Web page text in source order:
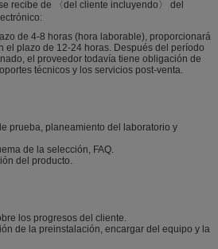
recibe de 〈del cliente incluyendo〉 del
de 4-8 horas (hora laborable), proporcionará
el plazo de 12-24 horas. Después del período
el proveedor todavía tiene obligación de
técnicos y los servicios post-venta.
prueba, planeamiento del laboratorio y
de la selección, FAQ.
del producto.
los progresos del cliente.
de la preinstalación, encargar del equipo y la